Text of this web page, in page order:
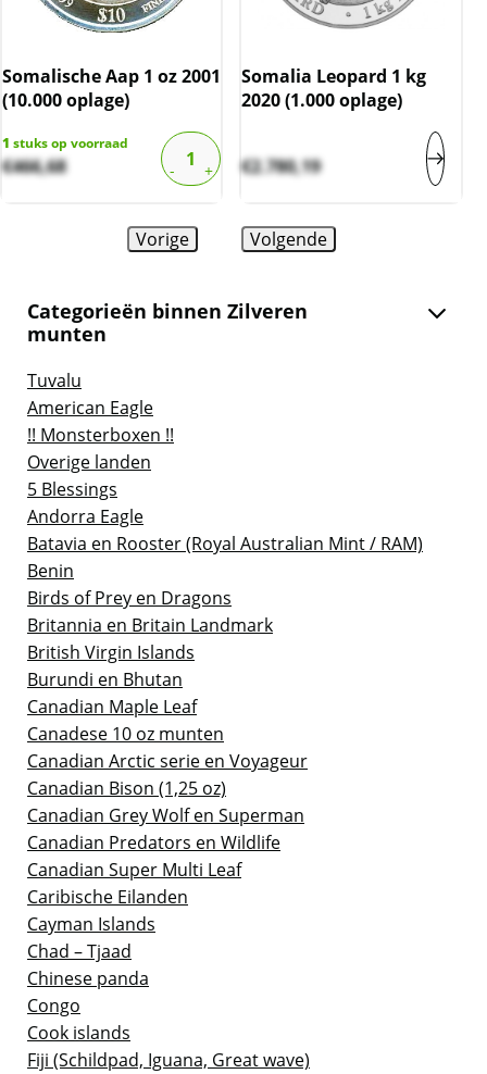
Somalische Aap 1 oz 2001
(10.000 oplage)
1 stuks op voorraad
€466,68
Somalia Leopard 1 kg
2020 (1.000 oplage)
€2.780,19
Vorige Volgende
Categorieën binnen Zilveren
munten
Tuvalu
American Eagle
!! Monsterboxen !!
Overige landen
5 Blessings
Andorra Eagle
Batavia en Rooster (Royal Australian Mint / RAM)
Benin
Birds of Prey en Dragons
Britannia en Britain Landmark
British Virgin Islands
Burundi en Bhutan
Canadian Maple Leaf
Canadese 10 oz munten
Canadian Arctic serie en Voyageur
Canadian Bison (1,25 oz)
Canadian Grey Wolf en Superman
Canadian Predators en Wildlife
Canadian Super Multi Leaf
Caribische Eilanden
Cayman Islands
Chad – Tjaad
Chinese panda
Congo
Cook islands
Fiji (Schildpad, Iguana, Great wave)